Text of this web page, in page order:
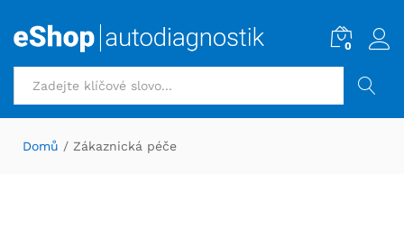
0
Domů / Zákaznická péče